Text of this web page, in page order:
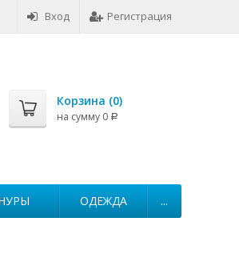
Вход Регистрация
Корзина (0)
на сумму 0 Р
ОДЕЖДА ...